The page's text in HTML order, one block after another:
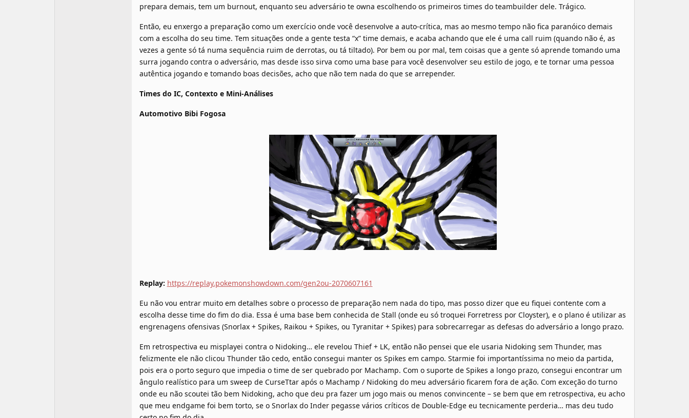
prepara demais, tem um burnout, enquanto seu adversário te owna escolhendo os primeiros times do teambuilder dele. Trágico.
Então, eu enxergo a preparação como um exercício onde você desenvolve a auto-crítica, mas ao mesmo tempo não fica paranóico demais
com a escolha do seu time. Tem situações onde a gente testa “x” time demais, e acaba achando que ele é uma call ruim (quando não é, as
vezes a gente só tá numa sequência ruim de derrotas, ou tá tiltado). Por bem ou por mal, tem coisas que a gente só aprende tomando uma
surra jogando contra o adversário, mas desde isso sirva como uma base para você desenvolver seu estilo de jogo, e te tornar uma pessoa
autêntica jogando e tomando boas decisões, acho que não tem nada do que se arrepender.
Times do IC, Contexto e Mini-Análises
Automotivo Bibi Fogosa
Replay: https://replay.pokemonshowdown.com/gen2ou-2070607161
Eu não vou entrar muito em detalhes sobre o processo de preparação nem nada do tipo, mas posso dizer que eu fiquei contente com a
escolha desse time do fim do dia. Essa é uma base bem conhecida de Stall (onde eu só troquei Forretress por Cloyster), e o plano é utilizar as
engrenagens ofensivas (Snorlax + Spikes, Raikou + Spikes, ou Tyranitar + Spikes) para sobrecarregar as defesas do adversário a longo prazo.
Em retrospectiva eu misplayei contra o Nidoking… ele revelou Thief + LK, então não pensei que ele usaria Nidoking sem Thunder, mas
felizmente ele não clicou Thunder tão cedo, então consegui manter os Spikes em campo. Starmie foi importantíssima no meio da partida,
pois era o porto seguro que impedia o time de ser quebrado por Machamp. Com o suporte de Spikes a longo prazo, consegui encontrar um
ângulo realístico para um sweep de CurseTtar após o Machamp / Nidoking do meu adversário ficarem fora de ação. Com exceção do turno
onde eu não scoutei tão bem Nidoking, acho que deu pra fazer um jogo mais ou menos convincente – se bem que em retrospectiva, eu acho
que meu endgame foi bem torto, se o Snorlax do Inder pegasse vários críticos de Double-Edge eu tecnicamente perderia… mas deu tudo